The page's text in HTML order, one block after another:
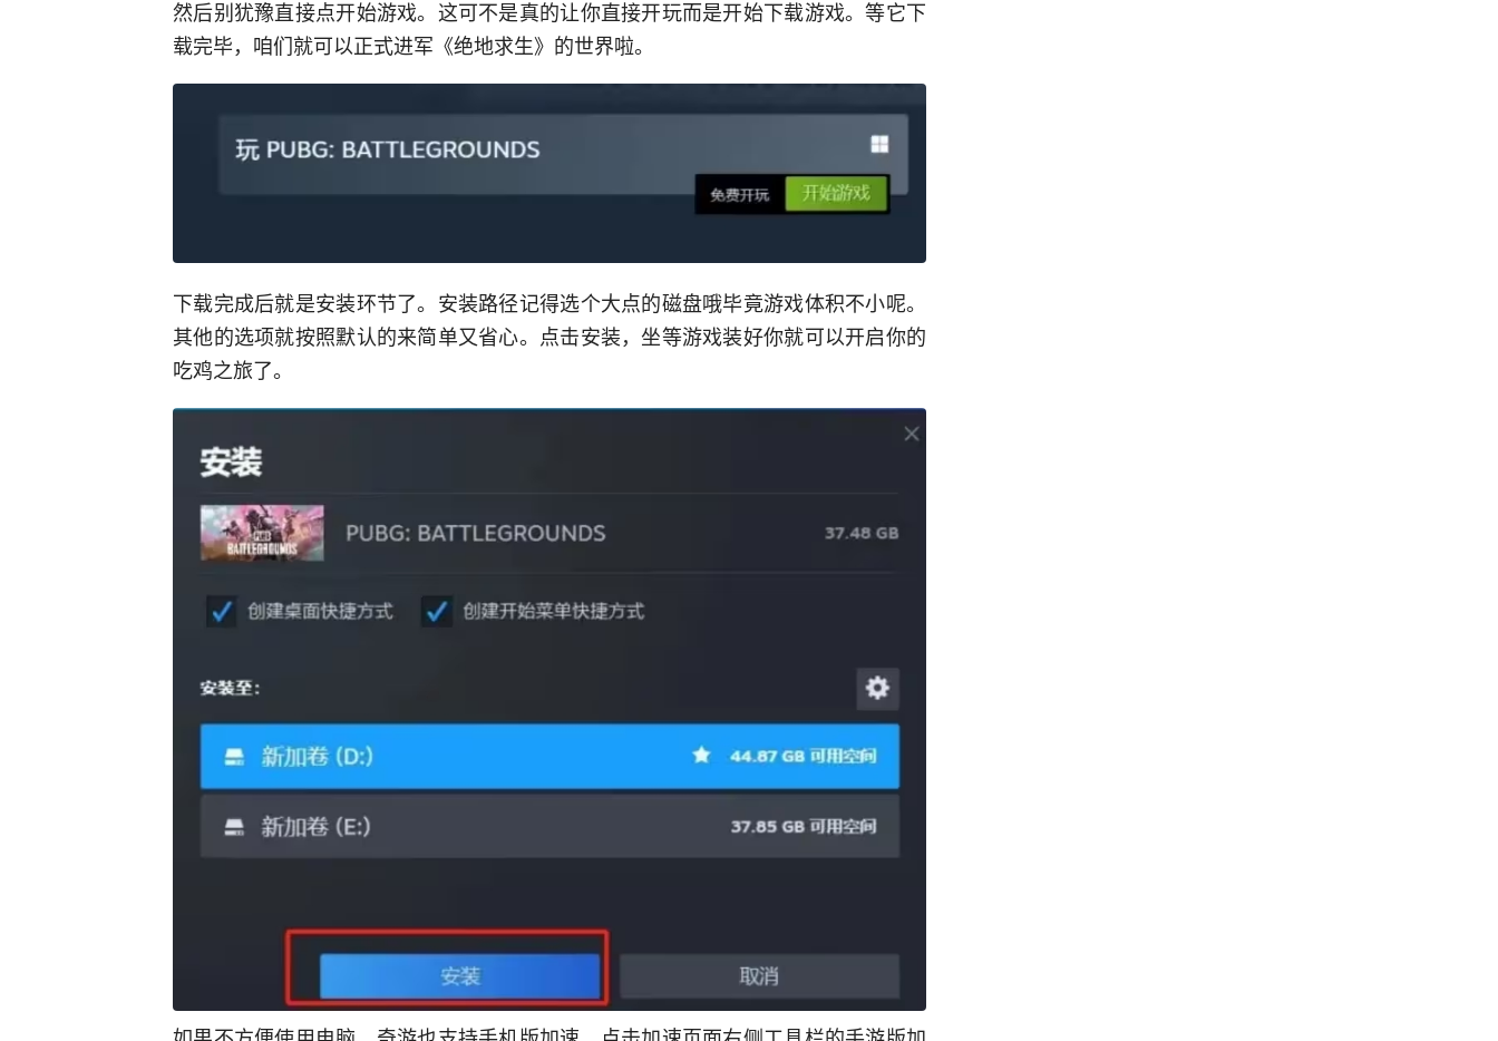
然后别犹豫直接点开始游戏。这可不是真的让你直接开玩而是开始下载游戏。等它下
载完毕，咱们就可以正式进军《绝地求生》的世界啦。
下载完成后就是安装环节了。安装路径记得选个大点的磁盘哦毕竟游戏体积不小呢。
其他的选项就按照默认的来简单又省心。点击安装，坐等游戏装好你就可以开启你的
吃鸡之旅了。